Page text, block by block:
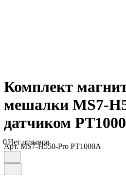
Комплект
мешалки MS7-
датчиком
0Нет отзывов
Арт.MS7-H550-Pro PT1000A